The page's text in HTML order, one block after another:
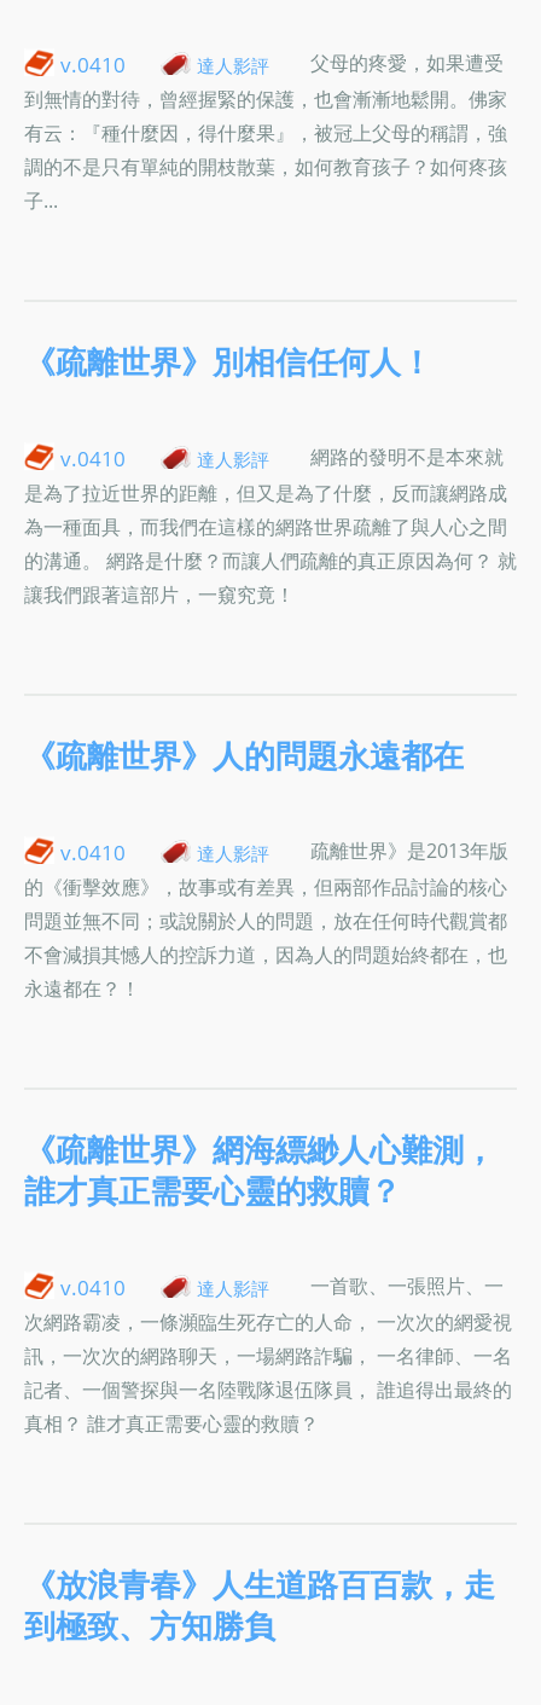
v.0410 達人影評
父母的疼愛，如果遭受
到無情的對待，曾經握緊的保護，也會漸漸地鬆開。佛家
有云：『種什麼因，得什麼果』，被冠上父母的稱謂，強
調的不是只有單純的開枝散葉，如何教育孩子？如何疼孩
子...
《疏離世界》別相信任何人！
v.0410 達人影評
網路的發明不是本來就
是為了拉近世界的距離，但又是為了什麼，反而讓網路成
為一種面具，而我們在這樣的網路世界疏離了與人心之間
的溝通。 網路是什麼？而讓人們疏離的真正原因為何？ 就
讓我們跟著這部片，一窺究竟！
《疏離世界》人的問題永遠都在
v.0410 達人影評
疏離世界》是2013年版
的《衝擊效應》，故事或有差異，但兩部作品討論的核心
問題並無不同；或說關於人的問題，放在任何時代觀賞都
不會減損其憾人的控訴力道，因為人的問題始終都在，也
永遠都在？！
《疏離世界》網海縹緲人心難測，
誰才真正需要心靈的救贖？
v.0410 達人影評
一首歌、一張照片、一
次網路霸凌，一條瀕臨生死存亡的人命， 一次次的網愛視
訊，一次次的網路聊天，一場網路詐騙， 一名律師、一名
記者、一個警探與一名陸戰隊退伍隊員， 誰追得出最終的
真相？ 誰才真正需要心靈的救贖？
《放浪青春》人生道路百百款，走
到極致、方知勝負